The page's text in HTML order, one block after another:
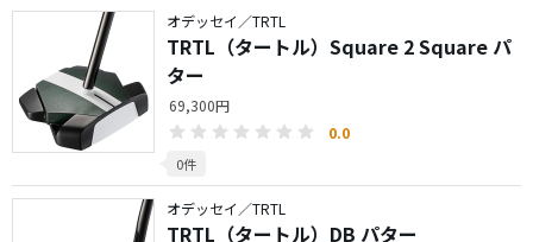
オデッセイ／TRTL
TRTL（タートル）Square 2 Square パ
ター
69,300円
0.0
0件
オデッセイ／TRTL
TRTL（タートル）DB パター